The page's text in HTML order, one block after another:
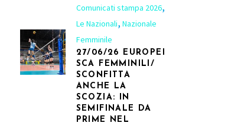
Comunicati stampa 2026,
Le Nazionali, Nazionale
Femminile
27/06/26 EUROPEI
SCA FEMMINILI/
SCONFITTA
ANCHE LA
SCOZIA: IN
SEMIFINALE DA
PRIME NEL